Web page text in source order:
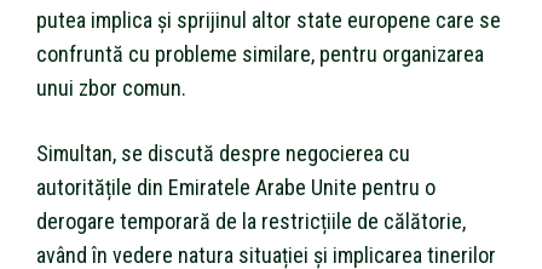
putea implica și sprijinul altor state europene care se
confruntă cu probleme similare, pentru organizarea
unui zbor comun.
Simultan, se discută despre negocierea cu
autoritățile din Emiratele Arabe Unite pentru o
derogare temporară de la restricțiile de călătorie,
având în vedere natura situației și implicarea tinerilor